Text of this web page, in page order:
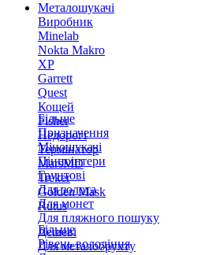
Металошукачі
Виробник
Minelab
Nokta Makro
XP
Garrett
Quest
Кощей
Fisher
Недорогі
Термінатор
MarsMD
Treker
Golden Mask
Rutus
Більше
Призначення
Міношукачі
Пінпоінтери
Грунтові
Для золота
Для монет
Для пляжного пошуку
Дешеві
Для металобрухту
Більше
Рівень володіння